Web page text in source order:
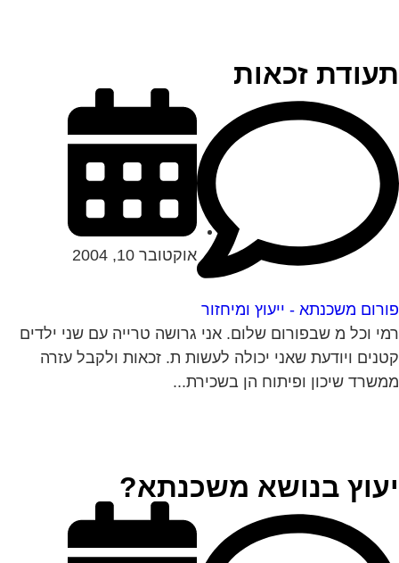
זכאות
משכנתא - ייעוץ ומיחזור
אוקטובר 10, 2004
וכל מ שבפורום שלום. אני גרושה טרייה עם שני ילדים
ויודעת שאני יכולה לעשות ת. זכאות ולקבל עזרה
שיכון ופיתוח הן בשכירת...
בנושא משכנתא?